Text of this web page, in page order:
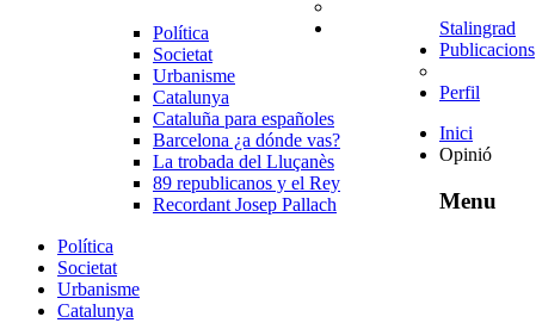
Política
Societat
Urbanisme
Catalunya
Stalingrad
Publicacions
Cataluña para españoles
Barcelona ¿a dónde vas?
La trobada del Lluçanès
89 republicanos y el Rey
Recordant Josep Pallach
Perfil
Inici
Opinió
Menu
Política
Societat
Urbanisme
Catalunya